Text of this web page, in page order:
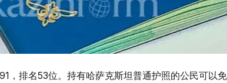
，排名53位。持有哈萨克斯坦普通护照的公民可以